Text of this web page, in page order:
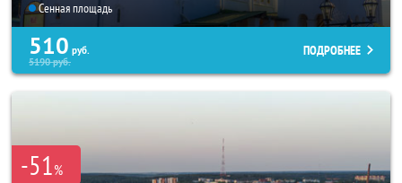
Сенная площадь
510 руб.
5190руб.
ПОДРОБНЕЕ
-51%